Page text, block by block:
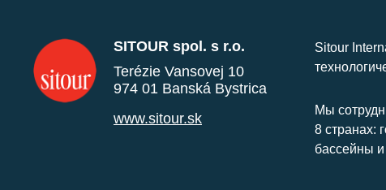
SITOUR spol. s r.o.
Terézie Vansovej 10
974 01 Banská Bystrica
www.sitour.sk
Sitour
Мы
8 странах:
бассейны и